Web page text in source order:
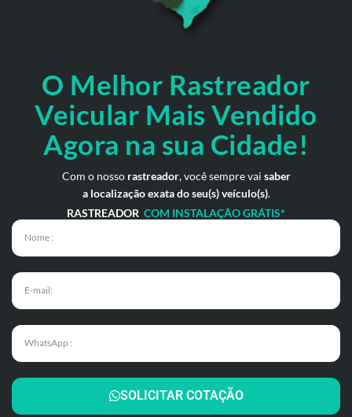
O Melhor Rastreador
Veicular Mais Vendido
Agora na sua Cidade!
Com o nosso rastreador, você sempre vai saber
a localização exata do seu(s) veículo(s).
RASTREADOR COM INSTALAÇÃO GRÁTIS*
SOLICITAR COTAÇÃO